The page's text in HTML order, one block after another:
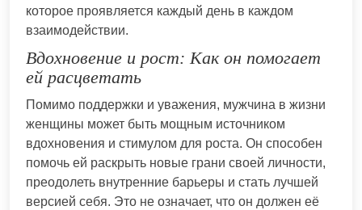
которое проявляется каждый день в каждом
взаимодействии.
Вдохновение и рост: Как он помогает
ей расцветать
Помимо поддержки и уважения, мужчина в жизни
женщины может быть мощным источником
вдохновения и стимулом для роста. Он способен
помочь ей раскрыть новые грани своей личности,
преодолеть внутренние барьеры и стать лучшей
версией себя. Это не означает, что он должен её